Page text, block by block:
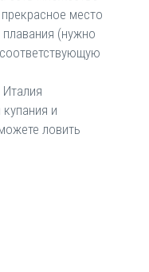
место
плавания (нужно
и
ловить